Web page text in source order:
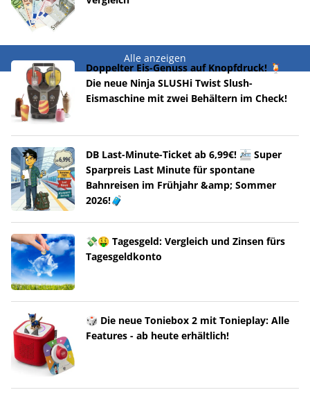
Alle anzeigen
Doppelter Eis-Genuss auf Knopfdruck! 🍹
Die neue Ninja SLUSHi Twist Slush-
Eismaschine mit zwei Behältern im Check!
DB Last-Minute-Ticket ab 6,99€! 🚈 Super
Sparpreis Last Minute für spontane
Bahnreisen im Frühjahr &amp; Sommer
2026!🧳
💸🤑 Tagesgeld: Vergleich und Zinsen fürs
Tagesgeldkonto
🎲 Die neue Toniebox 2 mit Tonieplay: Alle
Features - ab heute erhältlich!